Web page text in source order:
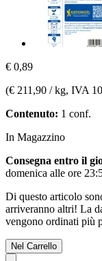
€ 0,89
(€ 211,90 / kg, IVA
Contenuto: 1 conf.
In Magazzino
Consegna entro il
domenica alle ore
Di questo articolo
arriveranno altri! La
vengono ordinati più
Nel Carrello